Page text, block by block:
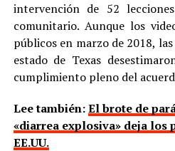
intervención de 52
comunitario. Aunque los
públicos en marzo de 2018,
estado de Texas
cumplimiento pleno del
Lee también:El brote de
«diarrea explosiva» deja los
EE.UU.